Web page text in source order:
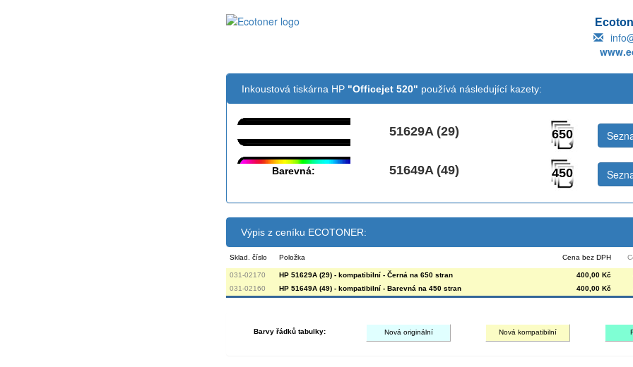
Inkoustová tiskárna HP "Officejet 520" používá následující kazety:
51629A (29) 650
Barevná: 51649A (49) 450
Výpis z ceníku ECOTONER:
Sklad. číslo Položka Cena bez DPH
031-02170 HP 51629A (29) - kompatibilní - Černá na 650 stran 400,00 Kč
031-02160
HP 51649A (49) - kompatibilní - Barevná na 450 stran 400,00 Kč
Barvy řádků tabulky: Nová originální Nová kompatibilní